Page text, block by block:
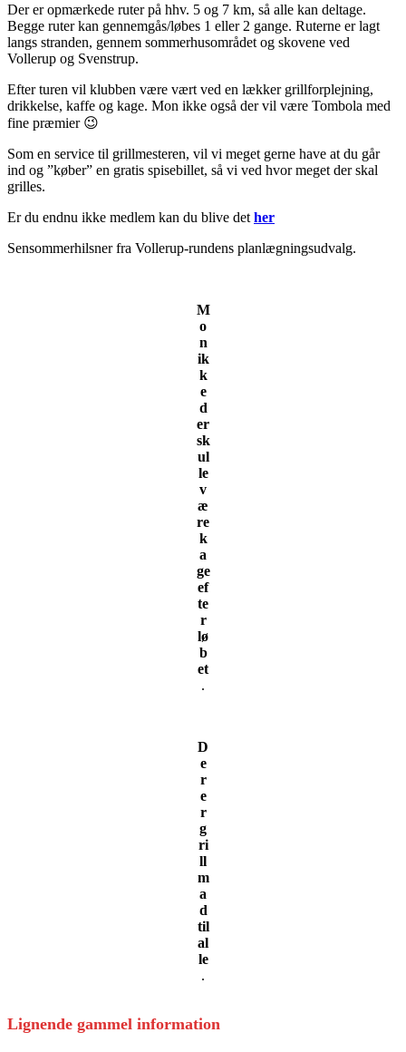
Der er opmærkede ruter på hhv. 5 og 7 km, så alle kan deltage.
Begge ruter kan gennemgås/løbes 1 eller 2 gange. Ruterne er lagt
langs stranden, gennem sommerhusområdet og skovene ved
Vollerup og Svenstrup.
Efter turen vil klubben være vært ved en lækker grillforplejning,
drikkelse, kaffe og kage. Mon ikke også der vil være Tombola med
fine præmier 😉
Som en service til grillmesteren, vil vi meget gerne have at du går
ind og ”køber” en gratis spisebillet, så vi ved hvor meget der skal
grilles.
Er du endnu ikke medlem kan du blive det her
Sensommerhilsner fra Vollerup-rundens planlægningsudvalg.
M
o
n
ik
k
e
d
er
sk
ul
le
v
æ
re
k
a
ge
ef
te
r
lø
b
et
.
D
e
r
e
r
g
ri
ll
m
a
d
til
al
le
.
Lignende gammel information